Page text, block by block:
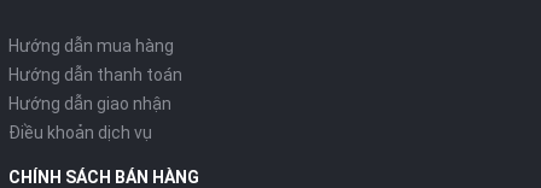
Hướng dẫn mua hàng
Hướng dẫn thanh toán
Hướng dẫn giao nhận
Điều khoản dịch vụ
CHÍNH SÁCH BÁN HÀNG